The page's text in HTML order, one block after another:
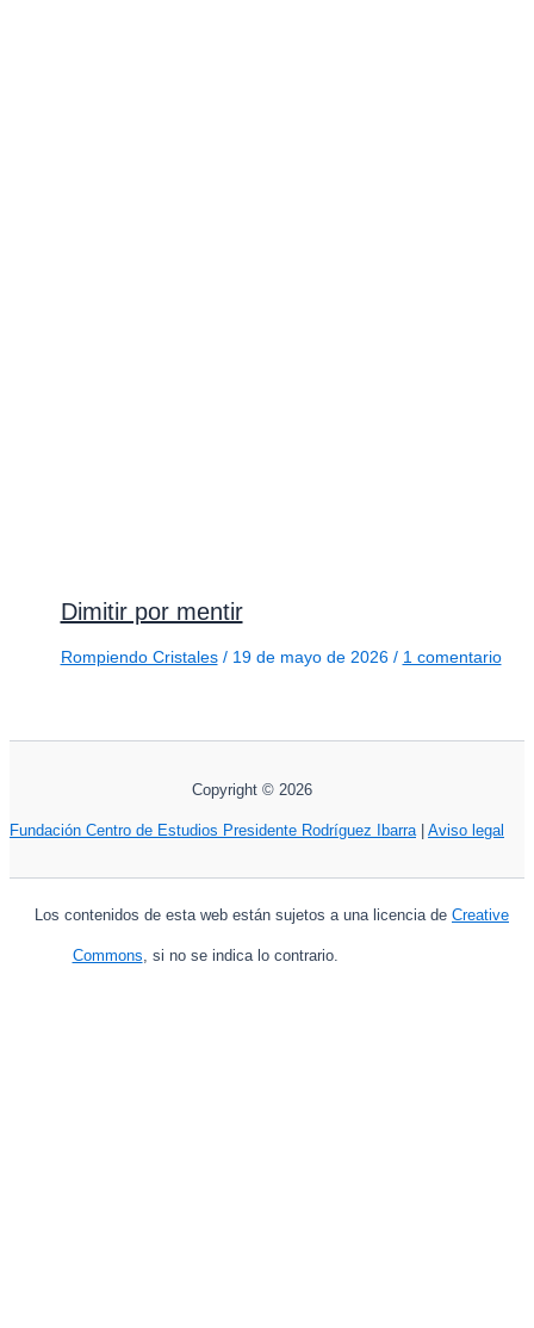
Dimitir por mentir
Rompiendo Cristales/ 19 de mayo de 2026 / 1 comentario
Copyright © 2026
Fundación Centro de Estudios Presidente Rodríguez Ibarra| Aviso legal
Los contenidos de esta web están sujetos a una licencia de Creative
Commons, si no se indica lo contrario.